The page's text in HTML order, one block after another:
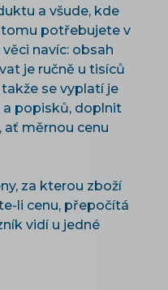
a všude, kde
tomu potřebujete v
navíc: obsah
je ručně u tisíců
se vyplatí je
popisků, doplnit
ať měrnou cenu
za kterou zboží
li cenu, přepočítá
vidí u jedné